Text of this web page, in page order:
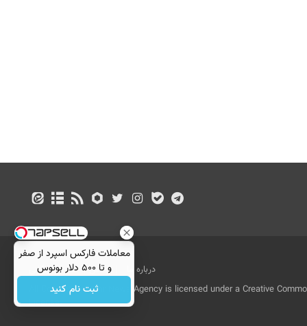
درباره ما تماس با ما
بازرگانی
All Content by Mehr News Agency is licensed under a Creative
License.
معاملات فارکس اسپرد از صفر
و تا ۵۰۰ دلار بونوس
ثبت نام کنید